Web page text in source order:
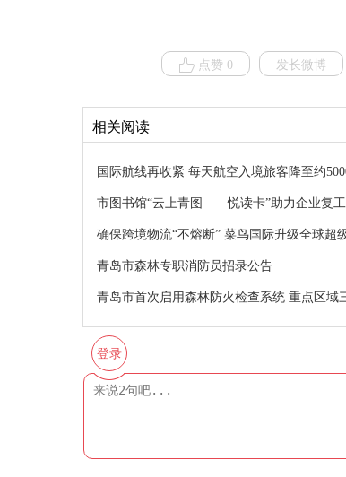
点赞 0 发长微博
相关阅读
国际航线再收紧 每天航空入境旅客降至约
市图书馆“云上青图——悦读卡”助力企业复
确保跨境物流“不熔断” 菜鸟国际升级全球超
青岛市森林专职消防员招录公告
青岛市首次启用森林防火检查系统 重点区域
登录